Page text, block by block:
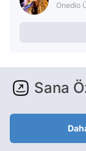
Onedio
Sana